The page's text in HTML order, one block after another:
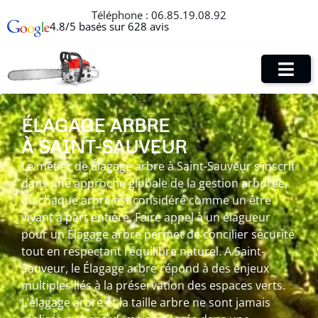
Téléphone : 06.85.19.08.92
4.8/5 basés sur 628 avis
ÉLAGAGE ARBRE
À SAINT-SAUVEUR
Le métier de Élagage arbre à Saint-Sauveur s’inscrit
dans une approche globale de la gestion arborée,
où chaque arbre est considéré comme un être
vivant à part entière. Faire appel à un élagueur
pour un Élagage arbre permet de concilier sécurité
tout en respectant l’équilibre naturel. A Saint-
Sauveur, le Élagage arbre répond à des enjeux
multiples liés à la préservation des espaces verts.
L’élagage arbre et la taille arbre ne sont jamais